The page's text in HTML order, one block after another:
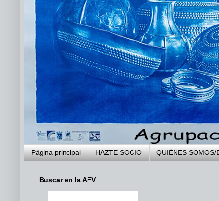
Página principal HAZTE SOCIO QUIÉNES SOMOS/
Buscar en la AFV